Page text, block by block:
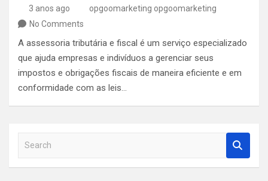
3 anos ago
opgoomarketing opgoomarketing
No Comments
A assessoria tributária e fiscal é um serviço especializado
que ajuda empresas e indivíduos a gerenciar seus
impostos e obrigações fiscais de maneira eficiente e em
conformidade com as leis…
a